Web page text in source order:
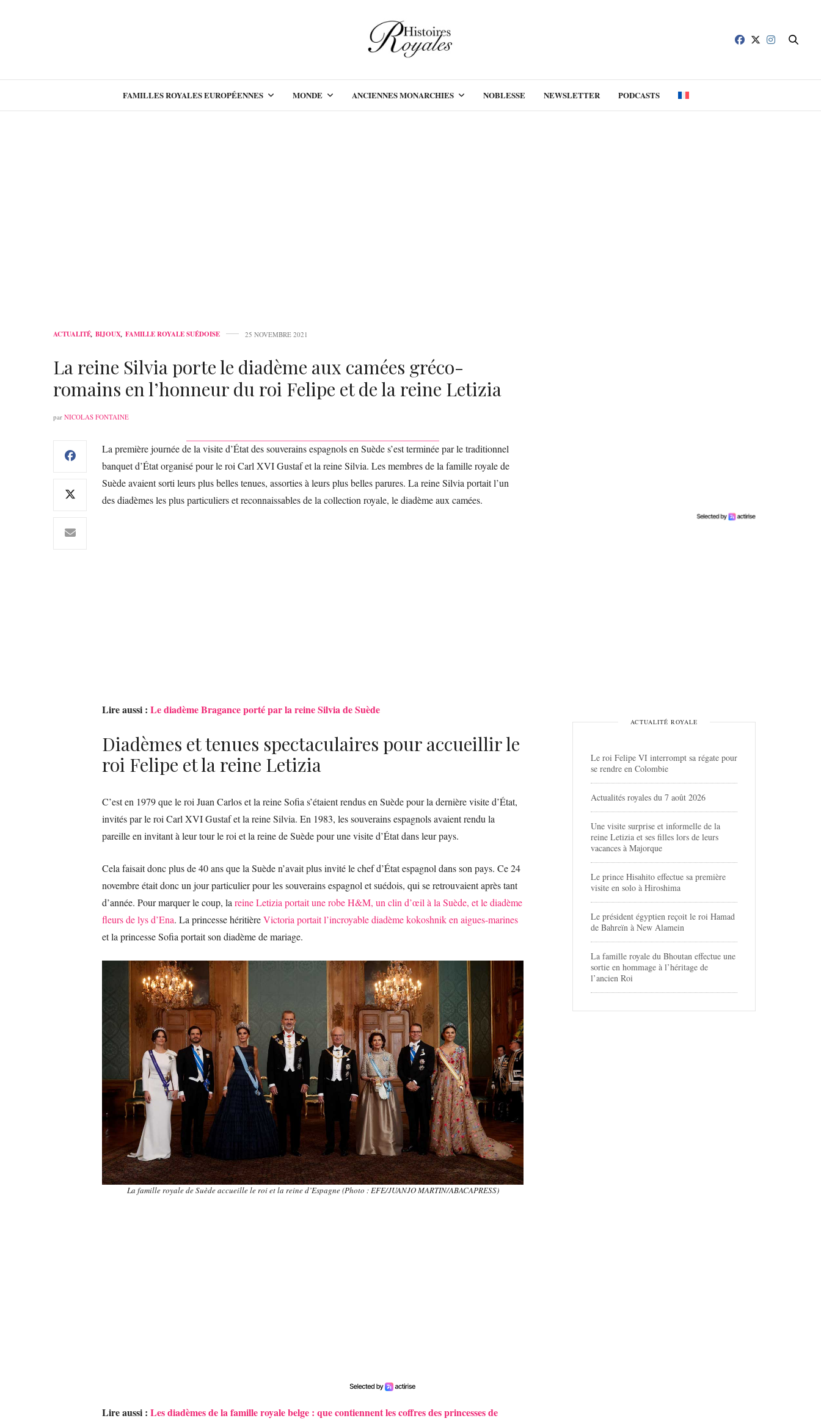
FAMILLES ROYALES EUROPÉENNES MONDE ANCIENNES MONARCHIES NOBLESSE NEWSLETTER PODCASTS
ACTUALITÉ, BIJOUX, FAMILLE ROYALE SUÉDOISE 25 NOVEMBRE 2021
La reine Silvia porte le diadème aux camées gréco-
romains en l’honneur du roi Felipe et de la reine Letizia
par NICOLAS FONTAINE
La première journée de la visite d’État des souverains espagnols en Suède s’est terminée par le traditionnel
banquet d’État organisé pour le roi Carl XVI Gustaf et la reine Silvia. Les membres de la famille royale de
Suède avaient sorti leurs plus belles tenues, assorties à leurs plus belles parures. La reine Silvia portait l’un
des diadèmes les plus particuliers et reconnaissables de la collection royale, le diadème aux camées.
Lire aussi : Le diadème Bragance porté par la reine Silvia de Suède
Diadèmes et tenues spectaculaires pour accueillir le
roi Felipe et la reine Letizia
C’est en 1979 que le roi Juan Carlos et la reine Sofia s’étaient rendus en Suède pour la dernière visite d’État,
invités par le roi Carl XVI Gustaf et la reine Silvia. En 1983, les souverains espagnols avaient rendu la
pareille en invitant à leur tour le roi et la reine de Suède pour une visite d’État dans leur pays.
Cela faisait donc plus de 40 ans que la Suède n’avait plus invité le chef d’État espagnol dans son pays. Ce 24
novembre était donc un jour particulier pour les souverains espagnol et suédois, qui se retrouvaient après tant
d’année. Pour marquer le coup, la reine Letizia portait une robe H&M, un clin d’œil à la Suède, et le diadème
fleurs de lys d’Ena. La princesse héritièreVictoria portait l’incroyable diadème kokoshnik en aigues-marines
et la princesse Sofia portait son diadème de mariage.
La famille royale de Suède accueille le roi et la reine d’Espagne (Photo :EFE/JUANJO MARTIN/ABACAPRESS)
Lire aussi : Les diadèmes de la famille royale belge : que contiennent les coffres des princesses de
ACTUALITÉ ROYALE
Le roi Felipe VI interrompt sa régate pour
se rendre en Colombie
Actualités royales du 7 août 2026
Une visite surprise et informelle de la
reine Letizia et ses filles lors de leurs
vacances à Majorque
Le prince Hisahito effectue sa première
visite en solo à Hiroshima
Le président égyptien reçoit le roi Hamad
de Bahreïn à New Alamein
La famille royale du Bhoutan effectue une
sortie en hommage à l’héritage de
l’ancien Roi